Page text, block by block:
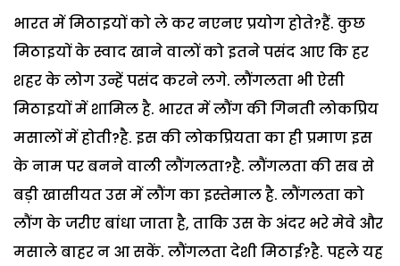
भारत में मिठाइयों को ले कर नएनए प्रयोग होते?हैं. कुछ
मिठाइयों के स्वाद खाने वालों को इतने पसंद आए कि हर
शहर के लोग उन्हें पसंद करने लगे. लौंगलता भी ऐसी
मिठाइयों में शामिल है. भारत में लौंग की गिनती लोकप्रिय
मसालों में होती?है. इस की लोकप्रियता का ही प्रमाण इस
के नाम पर बनने वाली लौंगलता?है. लौंगलता की सब से
बड़ी खासीयत उस में लौंग का इस्तेमाल है. लौंगलता को
लौंग के जरीए बांधा जाता है, ताकि उस के अंदर भरे मेवे और
मसाले बाहर न आ सकें. लौंगलता देशी मिठाई?है. पहले यह